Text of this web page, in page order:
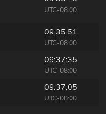
UTC-08:00
09:35:51
UTC-08:00
09:37:35
UTC-08:00
09:37:05
UTC-08:00